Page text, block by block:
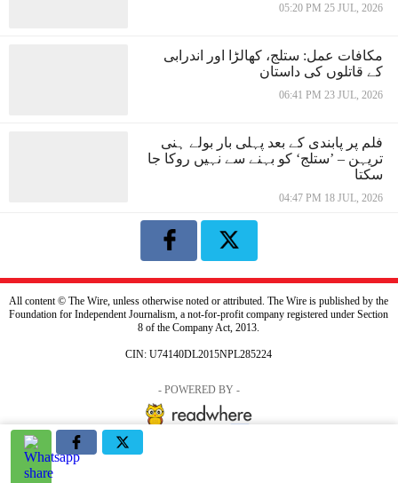
05:20 PM 25 JUL, 2026
مکافات عمل: ستلج، کھالڑا اور اندرابی
کے قاتلوں کی داستان
06:41 PM 23 JUL, 2026
فلم پر پابندی کے بعد پہلی بار بولے ہنی
تریہن – ’ستلج‘ کو بہنے سے نہیں روکا جا
سکتا
04:47 PM 18 JUL, 2026
All content © The Wire, unless otherwise noted or attributed. The Wire is published by the
Foundation for Independent Journalism, a not-for-profit company registered under Section
8 of the Company Act, 2013.
CIN: U74140DL2015NPL285224
- POWERED BY -